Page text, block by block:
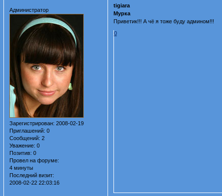
Администратор
Зарегистрирован: 2008-02-19
Приглашений: 0
Сообщений: 2
Уважение: 0
Позитив: 0
Провел на форуме:
4 минуты
Последний визит:
2008-02-22 22:03:16
tigiara
Мурка
Приветик!!! А чё я тоже буду админом!!!
0